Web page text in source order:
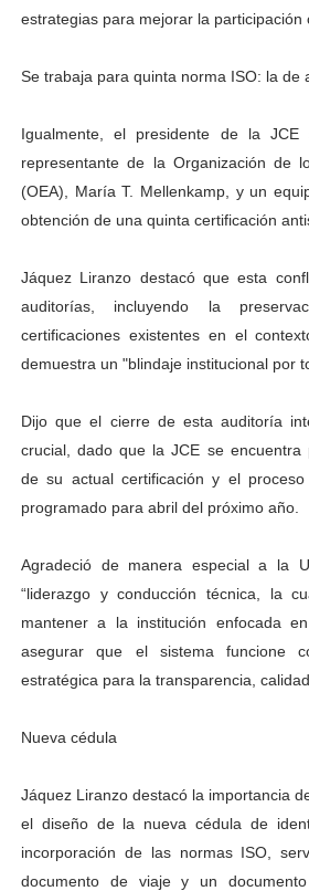
estrategias para mejorar la participación
Se trabaja para quinta norma ISO: la de
Igualmente, el presidente de la
representante de la Organización de
(OEA), María T. Mellenkamp, y un
obtención de una quinta certificación
Jáquez Liranzo destacó que esta
auditorías, incluyendo la
certificaciones existentes en el
demuestra un "blindaje institucional por
Dijo que el cierre de esta auditoría
crucial, dado que la JCE se encuentra
de su actual certificación y el
programado para abril del próximo año.
Agradeció de manera especial a la
“liderazgo y conducción técnica, la
mantener a la institución enfocada
asegurar que el sistema funcione
estratégica para la transparencia,
Nueva cédula
Jáquez Liranzo destacó la importancia
el diseño de la nueva cédula de
incorporación de las normas ISO,
documento de viaje y un